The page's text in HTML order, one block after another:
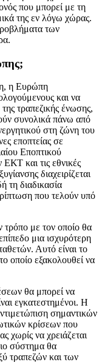
που μπορεί με τη
της εν λόγω χώρας.
των
η Ευρώπη
και να
τραπεζικής ένωσης,
συνολικά πάνω από
στη ζώνη του
εποπτείας σε
Εποπτικού
και τις εθνικές
διαχειρίζεται
τη διαδικασία
που τελούν υπό
τρόπο με τον οποίο θα
μια ισχυρότερη
Αυτό είναι το
οποίο εξακολουθεί να
θα μπορεί να
εγκατεστημένοι. Η
σημαντικών
κρίσεων που
χωρίς να χρειάζεται
σύστημα θα
τραπεζών και των